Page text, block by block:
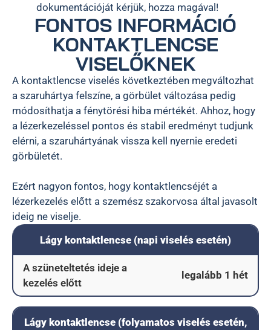
dokumentációját kérjük, hozza magával!
FONTOS INFORMÁCIÓ
KONTAKTLENCSE
VISELŐKNEK
A kontaktlencse viselés következtében megváltozhat
a szaruhártya felszíne, a görbület változása pedig
módosíthatja a fénytörési hiba mértékét. Ahhoz, hogy
a lézerkezeléssel pontos és stabil eredményt tudjunk
elérni, a szaruhártyának vissza kell nyernie eredeti
görbületét.
Ezért nagyon fontos, hogy kontaktlencséjét a
lézerkezelés előtt a szemész szakorvosa által javasolt
ideig ne viselje.
Lágy kontaktlencse (napi viselés esetén)
A szüneteltetés ideje a
kezelés előtt
legalább 1 hét
Lágy kontaktlencse (folyamatos viselés esetén,